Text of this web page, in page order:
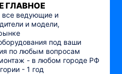
ГЛАВНОЕ
все ведующие и
и модели,
под ваши
по любым вопросам
- в любом городе РФ
- 1 год